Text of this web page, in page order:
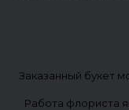
Заказанный букет
Работа флориста